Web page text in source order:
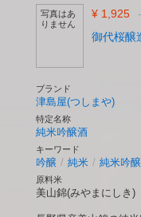
写真はあ
りません
¥ 1,925 -
御代桜醸
ブランド
津島屋(つしまや)
特定名称
純米吟醸酒
キーワード
吟醸 / 純米 / 純米吟醸
原料米
美山錦(みやまにしき)